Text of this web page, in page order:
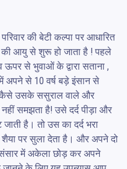
की बेटी कल्पा पर आधारित
की आयु से शुरू हो जाता है ! पहले
ऊपर से भुवाओं के द्वारा सताना ,
अपने से 10 वर्ष बड़े इंसान से
कैसे उसके ससुराल वाले और
समझता है! उसे दर्द पीड़ा और
है। तो उस का दर्द भरा
पर सुला देता है। और अपने दो
संसार में अकेला छोड़ कर अपने